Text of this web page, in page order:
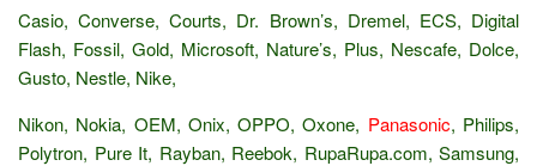
Casio, Converse, Courts, Dr. Brown’s, Dremel, ECS, Digital
Flash, Fossil, Gold, Microsoft, Nature’s, Plus, Nescafe, Dolce,
Gusto, Nestle, Nike,
Nikon, Nokia, OEM, Onix, OPPO, Oxone, Panasonic, Philips,
Polytron, Pure It, Rayban, Reebok, RupaRupa.com, Samsung,